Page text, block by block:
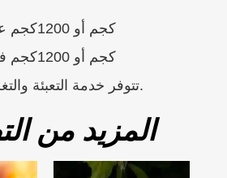
1000كجم أو 1200كجم على المنصات
1000كجم أو 1200كجم في كيس كبير
تتوفر خدمة التعبئة والتغليف حسب الطلب.
المزيد من